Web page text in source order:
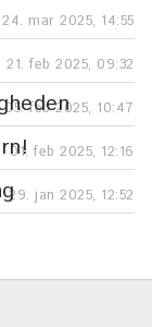
24. mar 2025, 14:55
21. feb 2025, 09:32
05. feb 2025, 10:47
01. feb 2025, 12:16
29. jan 2025, 12:52